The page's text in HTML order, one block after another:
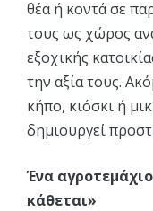
θέα ή κοντά σε
τους ως χώρος
εξοχικής
την αξία τους.
κήπο, κιόσκι ή
δημιουργεί
Ένα
κάθεται»